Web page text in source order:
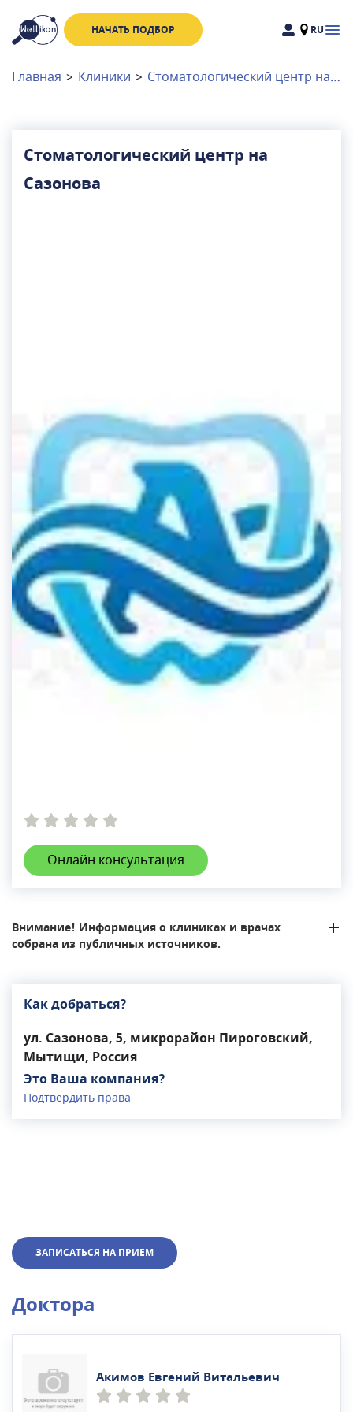
НАЧАТЬ ПОДБОР RU
Доктора
Клиники
Главная > Клиники > Стоматологический центр на Сазонова
Стоматологический центр на
Сазонова
Онлайн консультация
Внимание! Информация о клиниках и врачах
собрана из публичных источников.
Как добраться?
ул. Сазонова, 5, микрорайон Пироговский,
Мытищи, Россия
Это Ваша компания?
Подтвердить права
ЗАПИСАТЬСЯ НА ПРИЕМ
Доктора
Акимов Евгений Витальевич